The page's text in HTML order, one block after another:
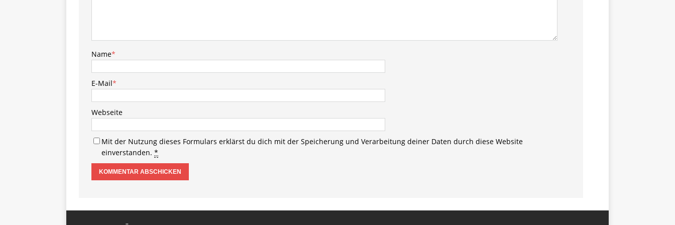
Name*
E-Mail*
Webseite
Mit der Nutzung dieses Formulars erklärst du dich mit der Speicherung und Verarbeitung deiner Daten durch diese Website
einverstanden. *